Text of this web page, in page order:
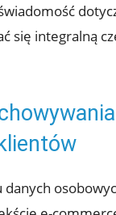
się integralną